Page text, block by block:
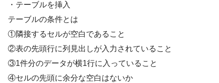
・テーブルを挿入
テーブルの条件とは
①隣接するセルが空白であること
②表の先頭行に列見出しが入力されていること
③1件分のデータが横1行に入っていること
④セルの先頭に余分な空白はないか